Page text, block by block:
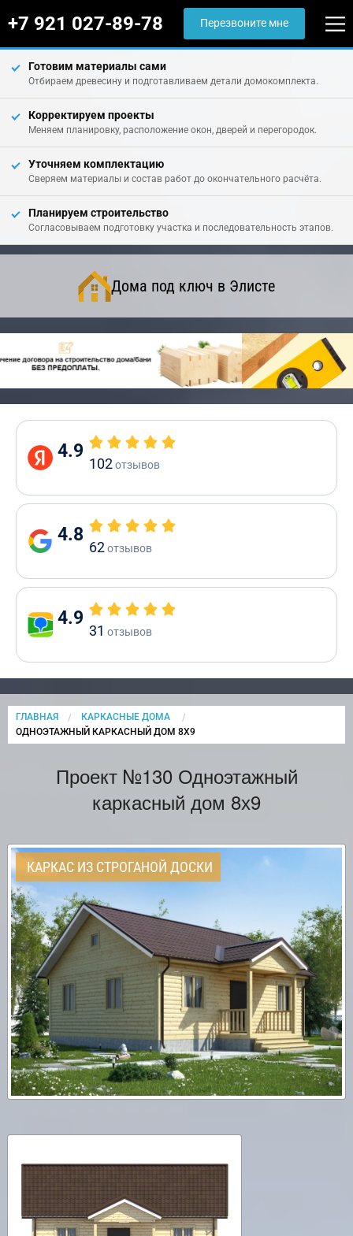
+7 921 027-89-78 Перезвоните мне
Готовим материалы сами
Отбираем древесину и подготавливаем детали домокомплекта.
Корректируем проекты
Меняем планировку, расположение окон, дверей и перегородок.
Уточняем комплектацию
Сверяем материалы и состав работ до окончательного расчёта.
Планируем строительство
Согласовываем подготовку участка и последовательность этапов.
Дома под ключ в Элисте
4.9
102отзывов
4.8
62отзывов
4.9
31 отзывов
ГЛАВНАЯ
КАРКАСНЫЕ ДОМА
CURRENT:
ОДНОЭТАЖНЫЙ КАРКАСНЫЙ ДОМ 8Х9
Проект №130 Одноэтажный
каркасный дом 8х9
КАРКАС ИЗ СТРОГАНОЙ ДОСКИ